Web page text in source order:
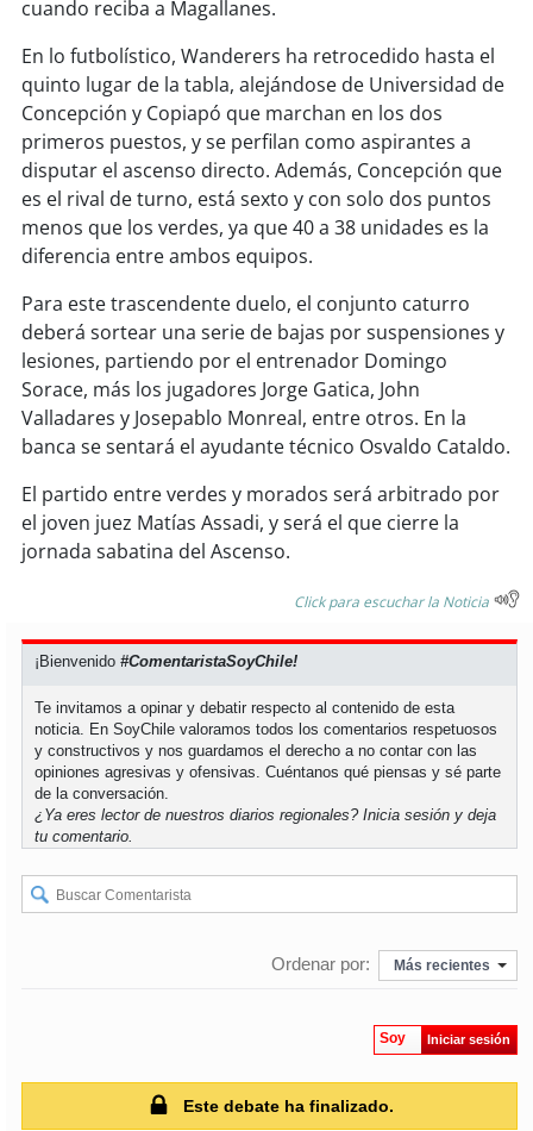
soysancarlos
soytalcahuano
soyconcepción
soy coronel
arauco
soytemuco
soyvaldivia
soypuertomontt
cuando reciba a Magallanes.
En lo futbolístico, Wanderers ha retrocedido hasta el
quinto lugar de la tabla, alejándose de Universidad de
Concepción y Copiapó que marchan en los dos
primeros puestos, y se perfilan como aspirantes a
disputar el ascenso directo. Además, Concepción que
es el rival de turno, está sexto y con solo dos puntos
menos que los verdes, ya que 40 a 38 unidades es la
diferencia entre ambos equipos.
Para este trascendente duelo, el conjunto caturro
deberá sortear una serie de bajas por suspensiones y
lesiones, partiendo por el entrenador Domingo
Sorace, más los jugadores Jorge Gatica, John
Valladares y Josepablo Monreal, entre otros. En la
banca se sentará el ayudante técnico Osvaldo Cataldo.
El partido entre verdes y morados será arbitrado por
el joven juez Matías Assadi, y será el que cierre la
jornada sabatina del Ascenso.
Click para escuchar la Noticia
¡Bienvenido#ComentaristaSoyChile!
Te invitamos a opinar y debatir respecto al contenido de esta
noticia. En SoyChile valoramos todos los comentarios respetuosos
y constructivos y nos guardamos el derecho a no contar con las
opiniones agresivas y ofensivas. Cuéntanos qué piensas y sé parte
de la conversación.
¿Ya eres lector de nuestros diarios regionales?Inicia sesión y deja
tu comentario.
Ordenar por: Más recientes
Soy Iniciar sesión
Este debate ha finalizado.